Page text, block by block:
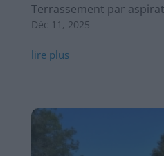
Terrassement par
Déc 11, 2025
lire plus